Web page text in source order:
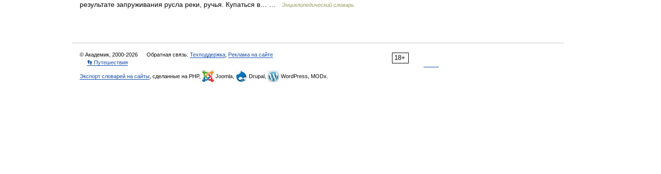
результате запруживания русла реки, ручья. Купаться в… …
Энциклопедический словарь
18+
© Академик, 2000-2026 Обратная связь: Техподдержка Реклама на сайте
👣 Путешествия
Экспорт словарей на сайты , сделанные на PHP, Joomla, Drupal, WordPress, MODx.